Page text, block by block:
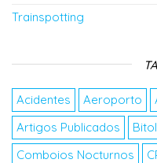
Trainspotting
Acidentes Aeroporto
Artigos Publicados
Comboios Nocturnos